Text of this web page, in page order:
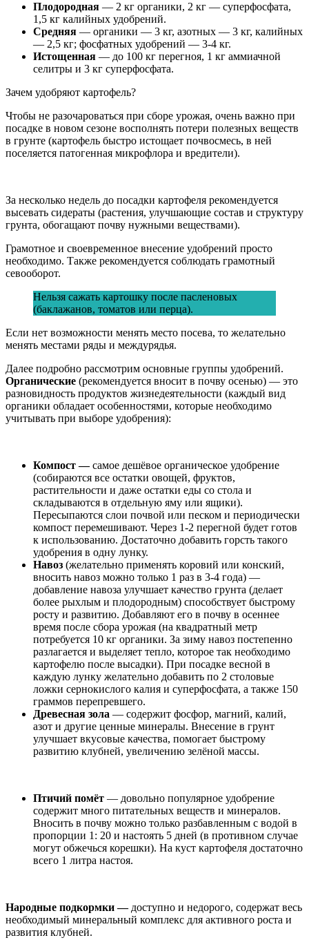
Плодородная — 2 кг органики, 2 кг — суперфосфата,
1,5 кг калийных удобрений.
Средняя — органики — 3 кг, азотных — 3 кг, калийных
— 2,5 кг; фосфатных удобрений — 3-4 кг.
Истощенная — до 100 кг перегноя, 1 кг аммиачной
селитры и 3 кг суперфосфата.
Зачем удобряют картофель?
Чтобы не разочароваться при сборе урожая, очень важно при
посадке в новом сезоне восполнять потери полезных веществ
в грунте (картофель быстро истощает почвосмесь, в ней
поселяется патогенная микрофлора и вредители).
За несколько недель до посадки картофеля рекомендуется
высевать сидераты (растения, улучшающие состав и структуру
грунта, обогащают почву нужными веществами).
Грамотное и своевременное внесение удобрений просто
необходимо. Также рекомендуется соблюдать грамотный
севооборот.
Нельзя сажать картошку после пасленовых
(баклажанов, томатов или перца).
Если нет возможности менять место посева, то желательно
менять местами ряды и междурядья.
Далее подробно рассмотрим основные группы удобрений.
Органические (рекомендуется вносит в почву осенью) — это
разновидность продуктов жизнедеятельности (каждый вид
органики обладает особенностями, которые необходимо
учитывать при выборе удобрения):
Компост —самое дешёвое органическое удобрение
(собираются все остатки овощей, фруктов,
растительности и даже остатки еды со стола и
складываются в отдельную яму или ящики).
Пересыпаются слои почвой или песком и периодически
компост перемешивают. Через 1-2 перегной будет готов
к использованию. Достаточно добавить горсть такого
удобрения в одну лунку.
Навоз (желательно применять коровий или конский,
вносить навоз можно только 1 раз в 3-4 года) —
добавление навоза улучшает качество грунта (делает
более рыхлым и плодородным) способствует быстрому
росту и развитию. Добавляют его в почву в осеннее
время после сбора урожая (на квадратный метр
потребуется 10 кг органики. За зиму навоз постепенно
разлагается и выделяет тепло, которое так необходимо
картофелю после высадки). При посадке весной в
каждую лунку желательно добавить по 2 столовые
ложки сернокислого калия и суперфосфата, а также 150
граммов перепревшего.
Древесная зола — содержит фосфор, магний, калий,
азот и другие ценные минералы. Внесение в грунт
улучшает вкусовые качества, помогает быстрому
развитию клубней, увеличению зелёной массы.
Птичий помёт — довольно популярное удобрение
содержит много питательных веществ и минералов.
Вносить в почву можно только разбавленным с водой в
пропорции 1: 20 и настоять 5 дней (в противном случае
могут обжечься корешки). На куст картофеля достаточно
всего 1 литра настоя.
Народные подкормки — доступно и недорого, содержат весь
необходимый минеральный комплекс для активного роста и
развития клубней.